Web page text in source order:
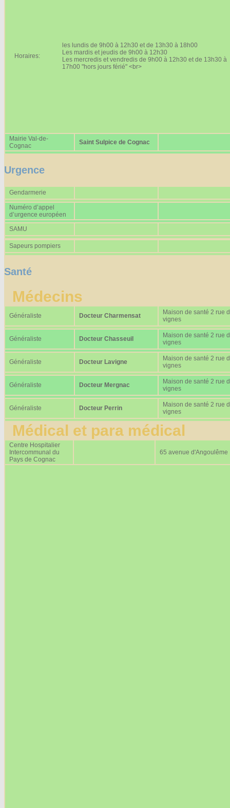
Horaires:
les lundis de 9h00 à 12h30 et de 13h30 à 18h00
Les mardis et jeudis de 9h00 à 12h30
Les mercredis et vendredis de 9h00 à 12h30 et de 13h30 à
17h00 "hors jours férié" <br>
Mairie Val-de-
Cognac
Saint Sulpice de Cognac
Urgence
Gendarmerie
Numéro d’appel
d’urgence européen
SAMU
Sapeurs pompiers
Santé
Médecins
Généraliste Docteur Charmensat
Maison de santé 2 rue
vignes
Généraliste Docteur Chasseuil
Maison de santé 2 rue
vignes
Généraliste Docteur Lavigne
Maison de santé 2 rue
vignes
Généraliste Docteur Mergnac
Maison de santé 2 rue
vignes
Généraliste Docteur Perrin
Maison de santé 2 rue
vignes
Médical et para médical
Centre Hospitalier
Intercommunal du
Pays de Cognac
65 avenue d'Angoulême